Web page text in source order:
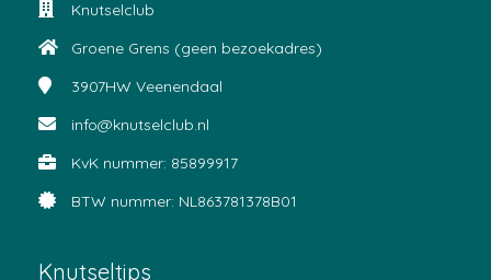
Knutselclub
Groene Grens (geen bezoekadres)
3907HW Veenendaal
info@knutselclub.nl
KvK nummer: 85899917
BTW nummer: NL863781378B01
Knutseltips